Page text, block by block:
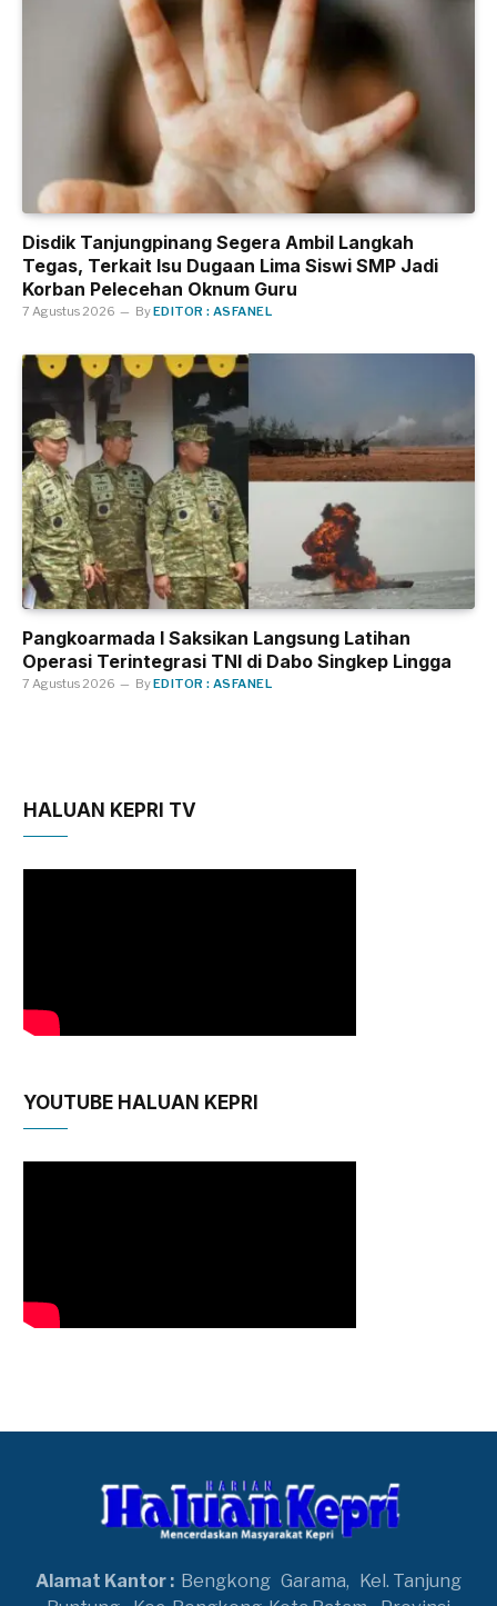
Disdik Tanjungpinang Segera Ambil Langkah
Tegas, Terkait Isu Dugaan Lima Siswi SMP Jadi
Korban Pelecehan Oknum Guru
7 Agustus 2026 ByEDITOR : ASFANEL
Pangkoarmada I Saksikan Langsung Latihan
Operasi Terintegrasi TNI di Dabo Singkep Lingga
7 Agustus 2026 ByEDITOR : ASFANEL
HALUAN KEPRI TV
YOUTUBE HALUAN KEPRI
Alamat Kantor : Bengkong Garama,
Kel. Tanjung